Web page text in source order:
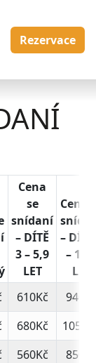
Rezervace
Cena
se
snídaní
– DÍTĚ
3 – 5,9
LET
Cena
–
– 11,9
LET
610Kč
680Kč
560Kč